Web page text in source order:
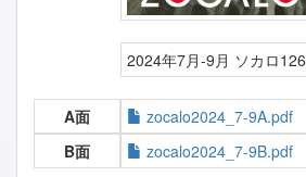
2024年7月-9月 ソカロ
A面
zocalo2024_7-9A.pdf
B面
zocalo2024_7-9B.pdf